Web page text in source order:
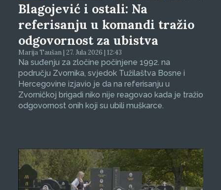
Blagojević i ostali: Na
referisanju u komandi tražio
odgovornost za ubistva
Marija Taušan | 27. Jula 2026 | 12:43
Na suđenju za zločine počinjene 1992. na
području Zvornika, svjedok Tužilaštva Bosne i
Hercegovine izjavio je da na referisanju u
Zvorničkoj brigadi niko nije reagovao kada je tražio
odgovornost onih koji su ubili muškarce.